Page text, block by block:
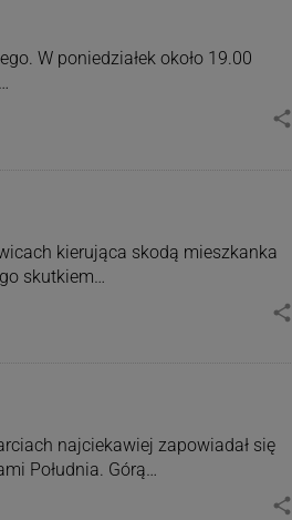
W poniedziałek około 19.00
share
kierująca skodą mieszkanka
skutkiem…
share
najciekawiej zapowiadał się
Południa. Górą…
share